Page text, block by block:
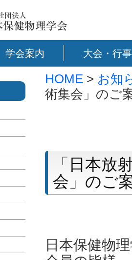
学会案内 大会・行事
HOME > お知
術集会」のご
「日本放
会」のご
日本保健物